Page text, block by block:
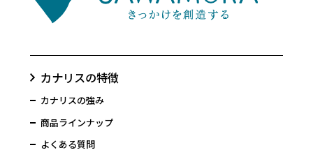
カナリスの特徴
カナリスの強み
商品ラインナップ
よくある質問